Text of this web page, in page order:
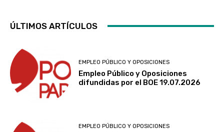
ÚLTIMOS ARTÍCULOS
EMPLEO PÚBLICO Y OPOSICIONES
Empleo Público y Oposiciones
difundidas por el BOE 19.07.2026
EMPLEO PÚBLICO Y OPOSICIONES